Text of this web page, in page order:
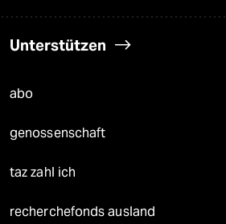
Unterstützen
abo
genossenschaft
taz zahl ich
recherchefonds ausland